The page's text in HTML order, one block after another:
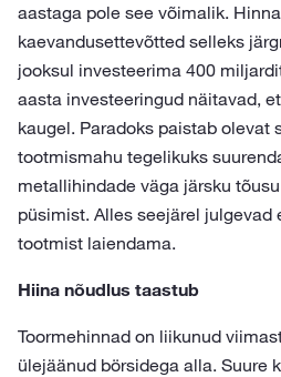
aastaga pole see võimalik.
kaevandusettevõtted selleks
jooksul investeerima 400
aasta investeeringud näitavad,
kaugel. Paradoks paistab olevat
tootmismahu tegelikuks
metallihindade väga järsku
püsimist. Alles seejärel julgevad
tootmist laiendama.
Hiina nõudlus taastub
Toormehinnad on liikunud
ülejäänud börsidega alla. Suure